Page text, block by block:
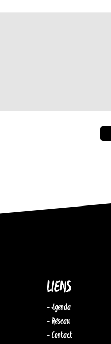
LIENS
- Agenda
- Réseau
- Contact